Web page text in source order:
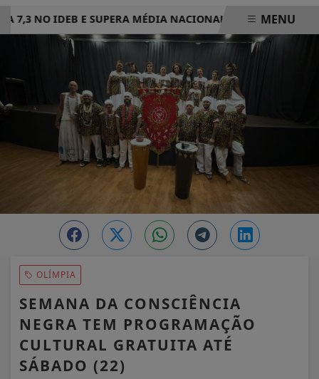
NO IDEB E SUPERA MÉDIA NACIONAL DE ENSINO
EM ALTA
MENU
OLÍMPIA
SEMANA DA CONSCIÊNCIA
NEGRA TEM PROGRAMAÇÃO
CULTURAL GRATUITA ATÉ
SÁBADO (22)